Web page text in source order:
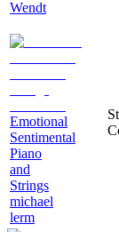
Wendt
Emotional
Sentimental
Piano
and
Strings
michael
lerm